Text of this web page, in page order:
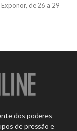
de 26 a 29
dos poderes
de pressão e